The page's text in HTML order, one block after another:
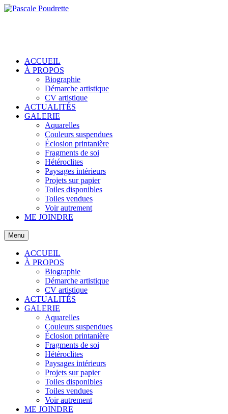
ACCUEIL
À PROPOS
Biographie
Démarche artistique
CV artistique
ACTUALITÉS
GALERIE
Aquarelles
Couleurs suspendues
Éclosion printanière
Fragments de soi
Hétéroclites
Paysages intérieurs
Projets sur papier
Toiles disponibles
Toiles vendues
Voir autrement
ME JOINDRE
Menu
ACCUEIL
À PROPOS
Biographie
Démarche artistique
CV artistique
ACTUALITÉS
GALERIE
Aquarelles
Couleurs suspendues
Éclosion printanière
Fragments de soi
Hétéroclites
Paysages intérieurs
Projets sur papier
Toiles disponibles
Toiles vendues
Voir autrement
ME JOINDRE